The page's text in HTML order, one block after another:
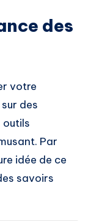
des
votre
sur des
outils
Par
idée de ce
savoirs